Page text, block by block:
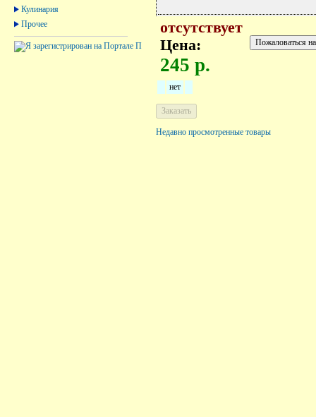
Кулинария
Прочее
отсутствует
Цена:
245 р.
нет
Недавно просмотренные товары